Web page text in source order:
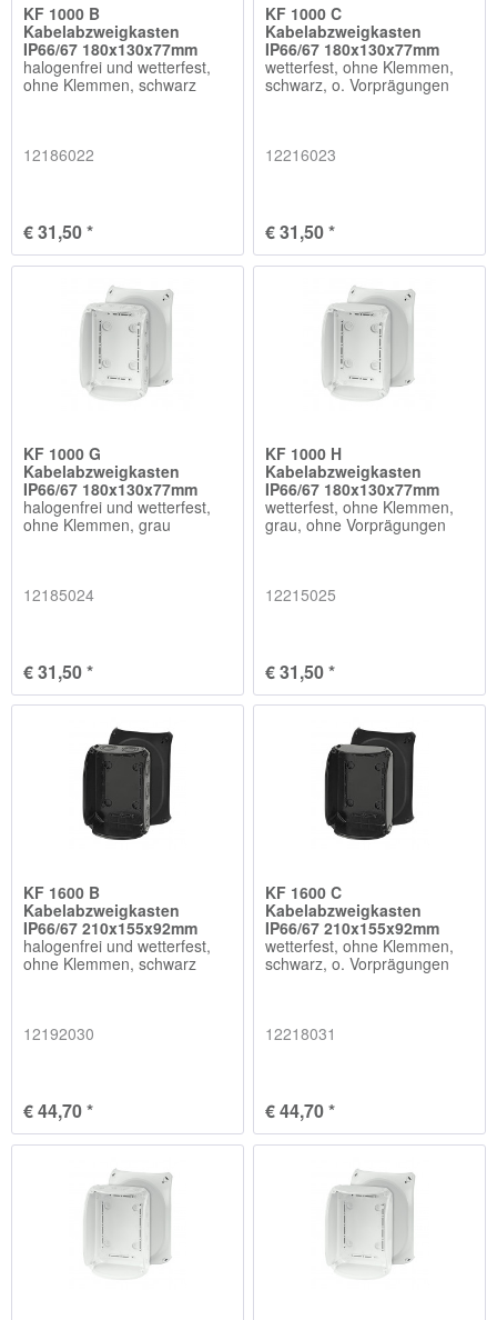
KF 1000 B
Kabelabzweigkasten
IP66/67 180x130x77mm
halogenfrei und wetterfest,
ohne Klemmen, schwarz
12186022
€ 31,50 *
KF 1000 C
Kabelabzweigkasten
IP66/67 180x130x77mm
wetterfest, ohne Klemmen,
schwarz, o. Vorprägungen
12216023
€ 31,50 *
KF 1000 G
Kabelabzweigkasten
IP66/67 180x130x77mm
halogenfrei und wetterfest,
ohne Klemmen, grau
12185024
€ 31,50 *
KF 1000 H
Kabelabzweigkasten
IP66/67 180x130x77mm
wetterfest, ohne Klemmen,
grau, ohne Vorprägungen
12215025
€ 31,50 *
KF 1600 B
Kabelabzweigkasten
IP66/67 210x155x92mm
halogenfrei und wetterfest,
ohne Klemmen, schwarz
12192030
€ 44,70 *
KF 1600 C
Kabelabzweigkasten
IP66/67 210x155x92mm
wetterfest, ohne Klemmen,
schwarz, o. Vorprägungen
12218031
€ 44,70 *